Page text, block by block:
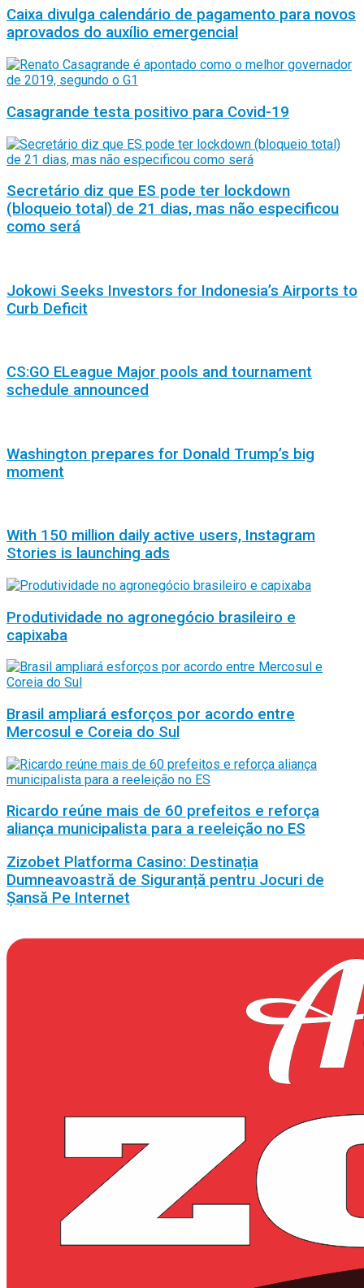
Caixa divulga calendário de pagamento para novos
aprovados do auxílio emergencial
Casagrande testa positivo para Covid-19
Secretário diz que ES pode ter lockdown
(bloqueio total) de 21 dias, mas não especificou
como será
Jokowi Seeks Investors for Indonesia’s Airports to
Curb Deficit
CS:GO ELeague Major pools and tournament
schedule announced
Washington prepares for Donald Trump’s big
moment
With 150 million daily active users, Instagram
Stories is launching ads
Produtividade no agronegócio brasileiro e
capixaba
Brasil ampliará esforços por acordo entre
Mercosul e Coreia do Sul
Ricardo reúne mais de 60 prefeitos e reforça
aliança municipalista para a reeleição no ES
Zizobet Platforma Casino: Destinația
Dumneavoastră de Siguranță pentru Jocuri de
Șansă Pe Internet